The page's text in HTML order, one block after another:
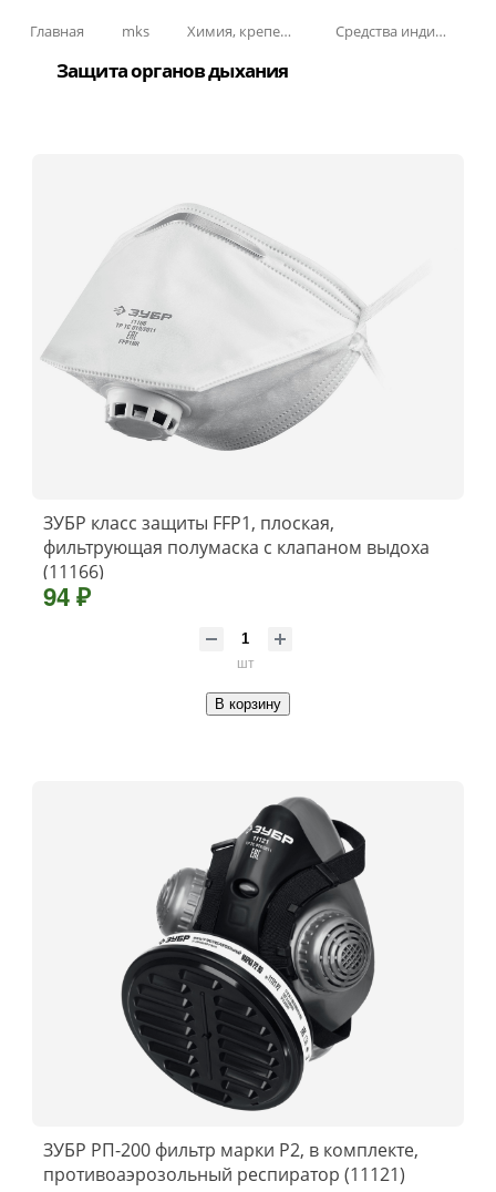
Главная mks Химия, крепеж, СИЗ Средства индивидуальной защиты
Защита органов дыхания
ЗУБР класс защиты FFP1, плоская,
фильтрующая полумаска с клапаном выдоха
(11166)
94 ₽
шт
В корзину
ЗУБР РП-200 фильтр марки Р2, в комплекте,
противоаэрозольный респиратор (11121)